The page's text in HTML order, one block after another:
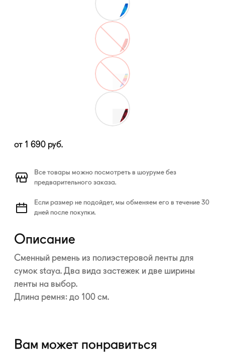
от 1 690 руб.
Все товары можно посмотреть в шоуруме без
предварительного заказа.
Если размер не подойдет, мы обменяем его в течение 30
дней после покупки.
Описание
Сменный ремень из полиэстеровой ленты для
сумок staya. Два вида застежек и две ширины
ленты на выбор.
Длина ремня: до 100 см.
Вам может понравиться